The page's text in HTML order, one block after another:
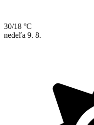
30/18 °C
nedeľa 9. 8.